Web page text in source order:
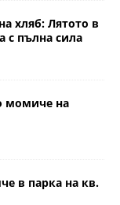
хляб: Лятото в
с пълна сила
момиче на
в парка на кв.